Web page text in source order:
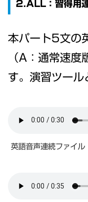
2.ALL：習得用
本パート5文の
（A：通常速
す。演習ツール
英語音声連続ファイル